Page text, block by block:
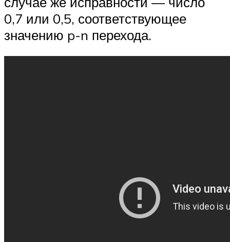
0,7 или 0,5, соответствующее
значению p-n перехода.